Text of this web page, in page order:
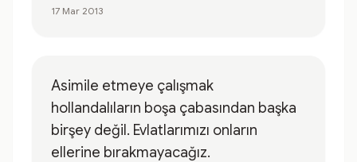
17 Mar 2013
Asimile etmeye çalışmak
hollandalıların boşa çabasından başka
birşey değil. Evlatlarımızı onların
ellerine bırakmayacağız.